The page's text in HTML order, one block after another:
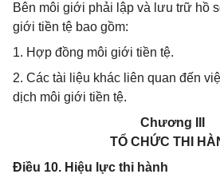
Bên môi giới phải lập và lưu trữ hồ
giới tiền tệ bao gồm:
1. Hợp đồng môi giới tiền tệ.
2. Các tài liệu khác liên quan đến
dịch môi giới tiền tệ.
Chương III
TỔ CHỨC THI
Điều 10. Hiệu lực thi hành